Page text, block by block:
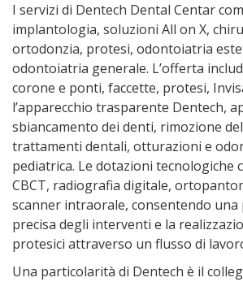
I servizi di Dentech Dental Centar
implantologia, soluzioni All on X,
ortodonzia, protesi, odontoiatria
odontoiatria generale. L’offerta
corone e ponti, faccette, protesi,
l’apparecchio trasparente Dentech,
sbiancamento dei denti, rimozione
trattamenti dentali, otturazioni e
pediatrica. Le dotazioni tecnologiche
CBCT, radiografia digitale,
scanner intraorale, consentendo una
precisa degli interventi e la
protesici attraverso un flusso di
Una particolarità di Dentech è il